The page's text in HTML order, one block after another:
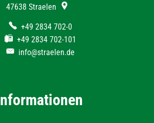
47638 Straelen
+49 2834 702-0
+49 2834 702-101
info@straelen.de